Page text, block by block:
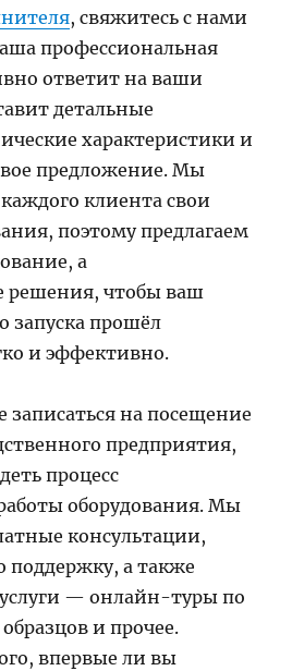
, свяжитесь с нами
профессиональная
ответит на ваши
детальные
характеристики и
предложение. Мы
клиента свои
поэтому предлагаем
а
решения, чтобы ваш
запуска прошёл
и эффективно.
на посещение
предприятия,
процесс
оборудования. Мы
консультации,
поддержку, а также
— онлайн-туры по
и прочее.
впервые ли вы